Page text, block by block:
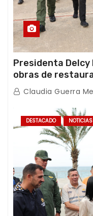
Presidenta Delcy
obras de
afectaciones
Claudia Guerra
DESTACADO NOTICIAS